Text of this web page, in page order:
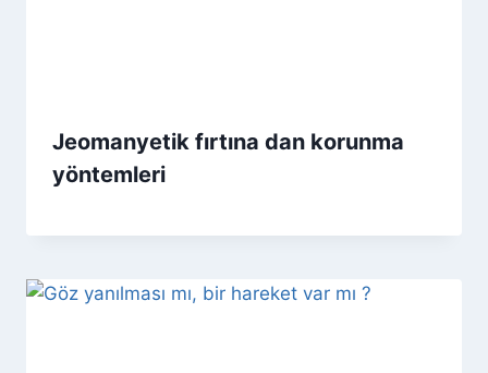
Jeomanyetik fırtına dan korunma
yöntemleri